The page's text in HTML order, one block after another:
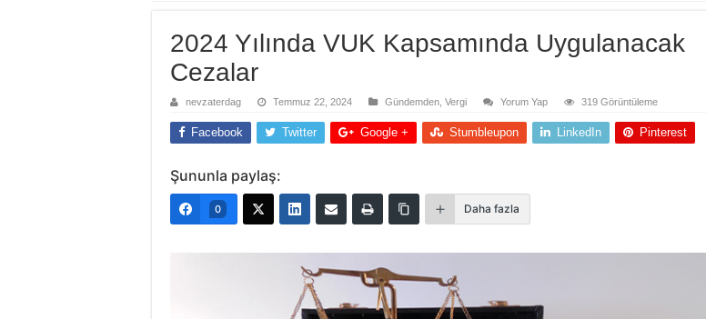
2024 Yılında VUK Kapsamında Uygulanacak
Cezalar
nevzaterdag Temmuz 22, 2024 Gündemden Vergi Yorum Yap 319 Görüntüleme
Facebook Twitter Google + Stumbleupon LinkedIn Pinterest
Şununla paylaş:
0 Daha fazla